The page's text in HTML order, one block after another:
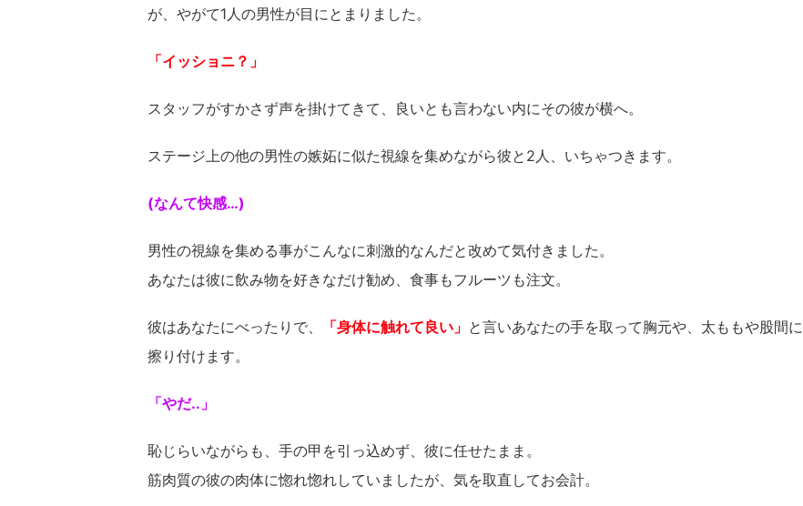
が、やがて1人の男性が目にとまりました。
「イッショニ？」
スタッフがすかさず声を掛けてきて、良いとも言わない内にその彼が横へ。
ステージ上の他の男性の嫉妬に似た視線を集めながら彼と2人、いちゃつきます。
(なんて快感…)
男性の視線を集める事がこんなに刺激的なんだと改めて気付きました。
あなたは彼に飲み物を好きなだけ勧め、食事もフルーツも注文。
彼はあなたにべったりで、 「身体に触れて良い」 と言いあなたの手を取って胸元や、太ももや股間に
擦り付けます。
「やだ..」
恥じらいながらも、手の甲を引っ込めず、彼に任せたまま。
筋肉質の彼の肉体に惚れ惚れしていましたが、気を取直してお会計。